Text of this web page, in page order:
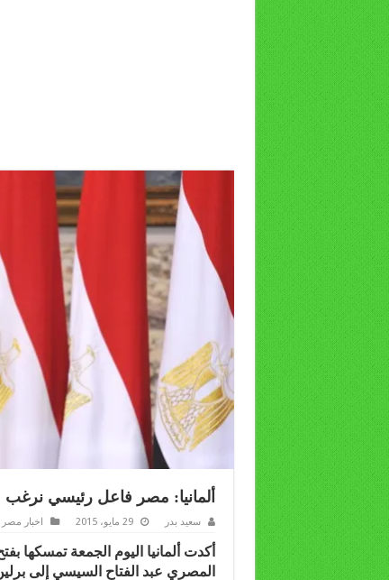
ألمانيا: مصر فاعل رئيسي
سعيد بدر 29 مايو، 2015 اخبار مصر
أكدت ألمانيا اليوم الجمعة تمسكها
المصري عبد الفتاح السيسي إلى